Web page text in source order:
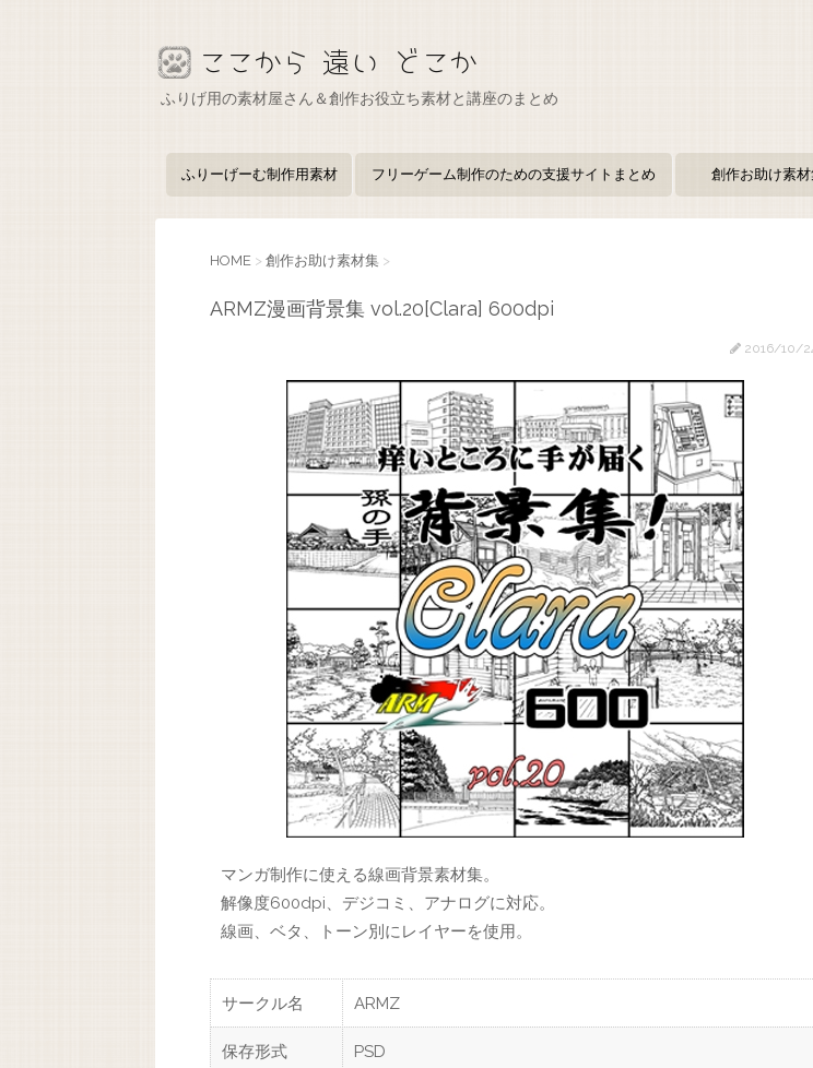
ふりげ用の素材屋さん＆創作お役立ち素材と講座のまとめ
ふりーげーむ制作用素材 フリーゲーム制作のための支援サイトまとめ 創作お助け素
HOME > 創作お助け素材集 >
ARMZ漫画背景集 vol.20[Clara] 600dpi
2016/10/
マンガ制作に使える線画背景素材集。
解像度600dpi、デジコミ、アナログに対応。
線画、ベタ、トーン別にレイヤーを使用。
サークル名 ARMZ
保存形式 PSD